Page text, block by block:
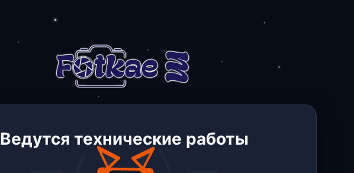
Ведутся технические работы